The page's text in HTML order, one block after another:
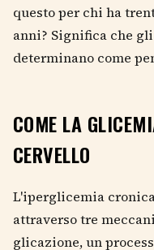
questo per chi ha
anni? Significa che
determinano come
COME LA
CERVELLO
L'iperglicemia
attraverso tre
glicazione, un